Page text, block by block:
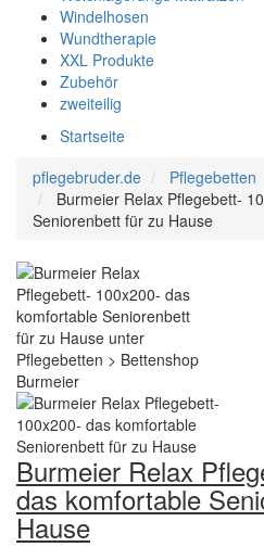
Windelhosen
Wundtherapie
XXL Produkte
Zubehör
zweiteilig
Startseite
pflegebruder.de
Pflegebetten
Burmeier Relax Pflegebett-
Seniorenbett für zu Hause
Burmeier Relax
das komfortable
Hause